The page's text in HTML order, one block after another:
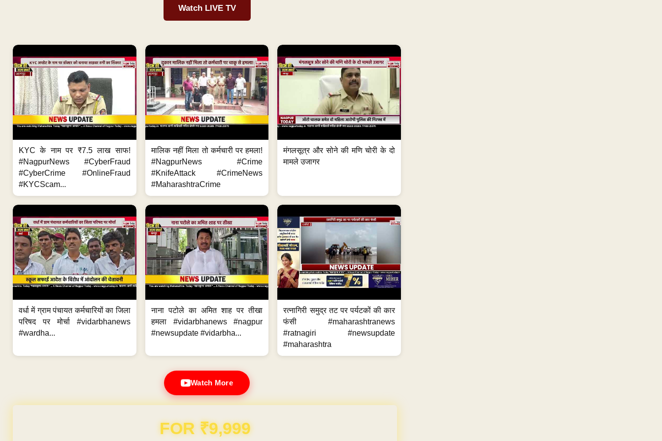
Watch LIVE TV
KYC के नाम पर ₹7.5 लाख साफ!
#NagpurNews #CyberFraud
#CyberCrime #OnlineFraud
#KYCScam...
मालिक नहीं मिला तो कर्मचारी पर हमला!
#NagpurNews #Crime
#KnifeAttack #CrimeNews
#MaharashtraCrime
मंगलसूत्र और सोने की मणि चोरी के दो
मामले उजागर
वर्धा में ग्राम पंचायत कर्मचारियों का जिला
परिषद पर मोर्चा #vidarbhanews
#wardha...
नाना पटोले का अमित शाह पर तीखा
हमला #vidarbhanews #nagpur
#newsupdate #vidarbha...
रत्नागिरी समुद्र तट पर पर्यटकों की कार
फंसी #maharashtranews
#ratnagiri #newsupdate
#maharashtra
Watch More
Domain & Hosting FREE for 1 Year